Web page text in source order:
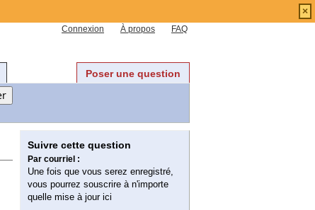
Connexion À propos FAQ
Poser une question
Suivre cette question
Par courriel :
Une fois que vous serez enregistré,
vous pourrez souscrire à n'importe
quelle mise à jour ici
×